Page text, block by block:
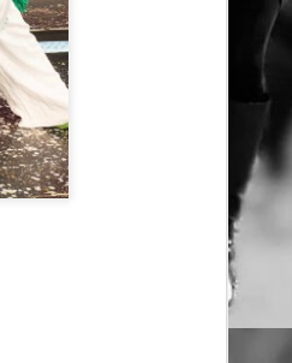
Φοιτητικό/ΑμεΑ/άνω των
στο ταμία την
12€ Ειδική προσφορά για